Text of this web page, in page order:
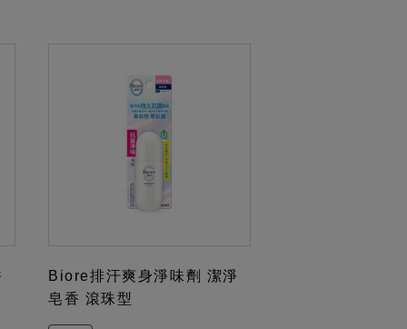
Biore排汗爽身淨味劑 潔淨
皂香 滾珠型